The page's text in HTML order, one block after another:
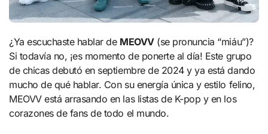
¿Ya escuchaste hablar de MEOVV(se pronuncia “miáu”)?
Si todavía no, ¡es momento de ponerte al día! Este grupo
de chicas debutó en septiembre de 2024 y ya está dando
mucho de qué hablar. Con su energía única y estilo felino,
MEOVV está arrasando en las listas de K-pop y en los
corazones de fans de todo el mundo.